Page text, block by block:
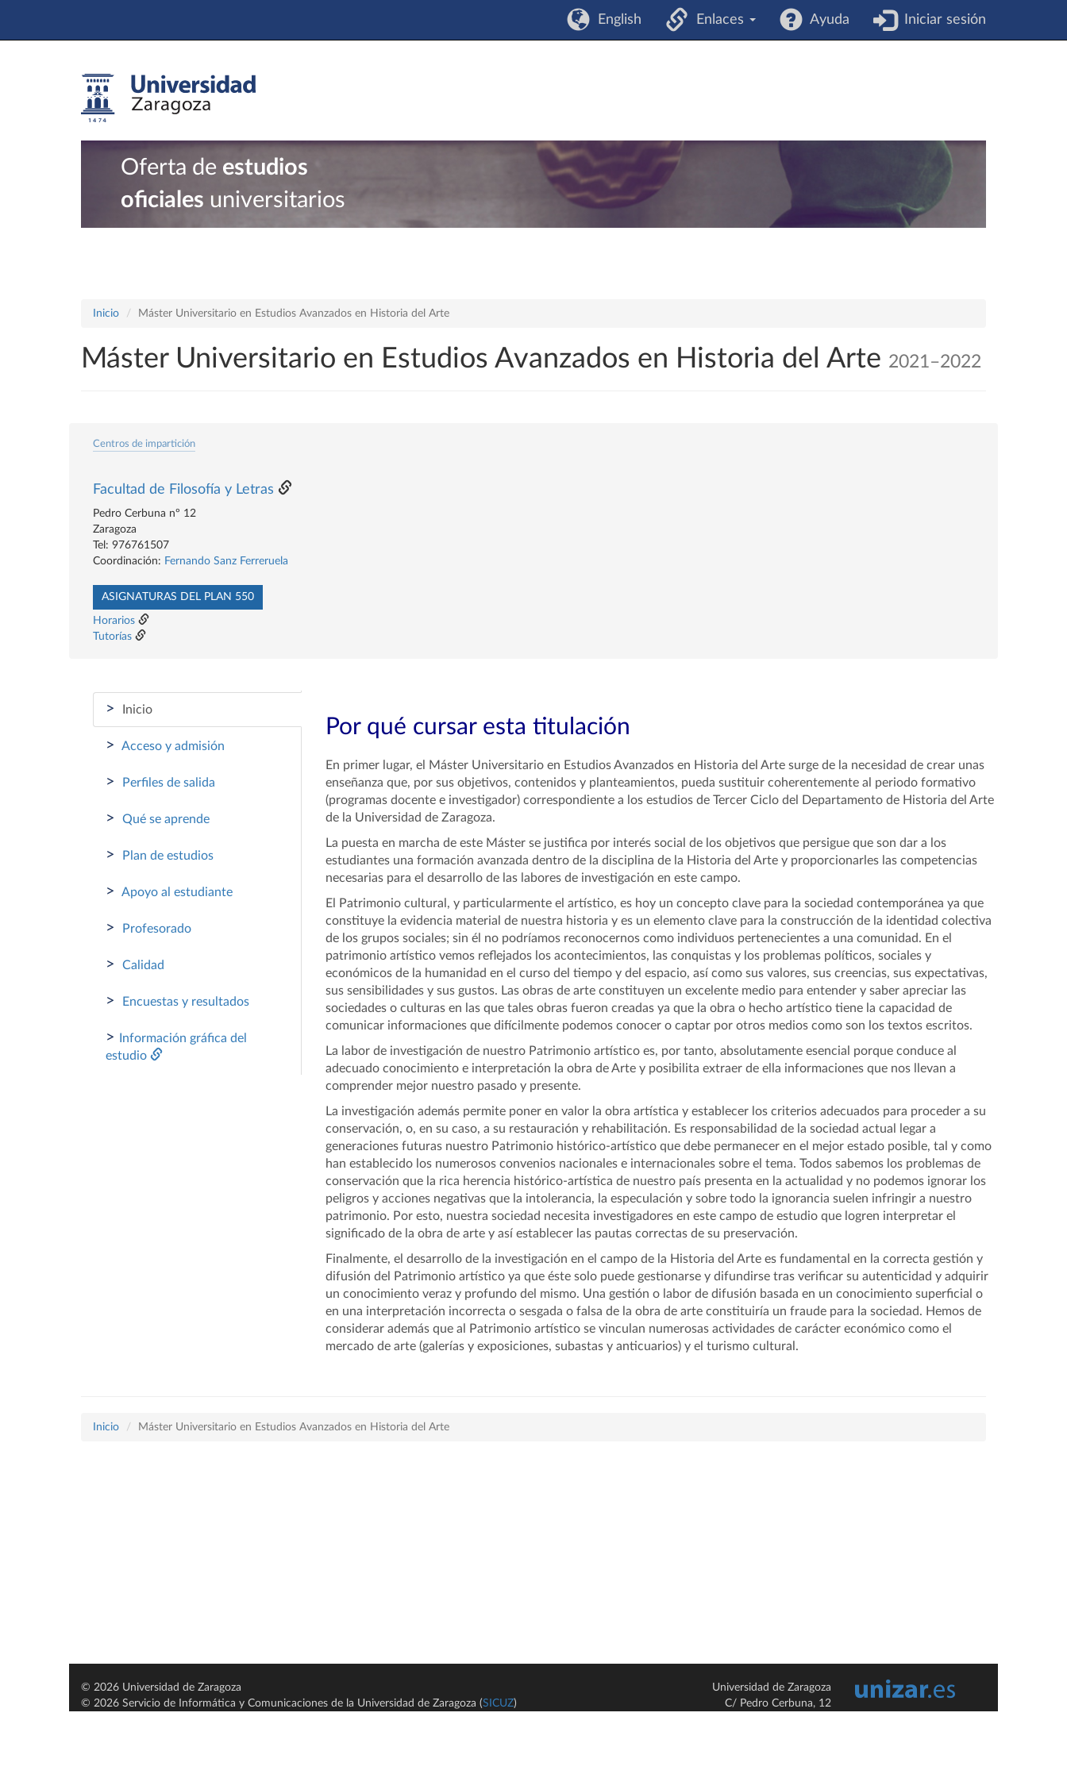
English Enlaces Ayuda Iniciar sesión
Oferta de estudios
oficiales universitarios
Inicio Máster Universitario en Estudios Avanzados en Historia del Arte
Máster Universitario en Estudios Avanzados en Historia del Arte 2021–2022
Centros de impartición
Facultad de Filosofía y Letras
Pedro Cerbuna nº 12
Zaragoza
Tel: 976761507
Coordinación: Fernando Sanz Ferreruela
ASIGNATURAS DEL PLAN 550
Horarios
Tutorías
> Inicio
> Acceso y admisión
> Perfiles de salida
> Qué se aprende
> Plan de estudios
> Apoyo al estudiante
> Profesorado
> Calidad
> Encuestas y resultados
>
Información gráfica del
estudio
Por qué cursar esta titulación
En primer lugar, el Máster Universitario en Estudios Avanzados en Historia del Arte surge de la necesidad de crear unas
enseñanza que, por sus objetivos, contenidos y planteamientos, pueda sustituir coherentemente al periodo formativo
(programas docente e investigador) correspondiente a los estudios de Tercer Ciclo del Departamento de Historia del Arte
de la Universidad de Zaragoza.
La puesta en marcha de este Máster se justifica por interés social de los objetivos que persigue que son dar a los
estudiantes una formación avanzada dentro de la disciplina de la Historia del Arte y proporcionarles las competencias
necesarias para el desarrollo de las labores de investigación en este campo.
El Patrimonio cultural, y particularmente el artístico, es hoy un concepto clave para la sociedad contemporánea ya que
constituye la evidencia material de nuestra historia y es un elemento clave para la construcción de la identidad colectiva
de los grupos sociales; sin él no podríamos reconocernos como individuos pertenecientes a una comunidad. En el
patrimonio artístico vemos reflejados los acontecimientos, las conquistas y los problemas políticos, sociales y
económicos de la humanidad en el curso del tiempo y del espacio, así como sus valores, sus creencias, sus expectativas,
sus sensibilidades y sus gustos. Las obras de arte constituyen un excelente medio para entender y saber apreciar las
sociedades o culturas en las que tales obras fueron creadas ya que la obra o hecho artístico tiene la capacidad de
comunicar informaciones que difícilmente podemos conocer o captar por otros medios como son los textos escritos.
La labor de investigación de nuestro Patrimonio artístico es, por tanto, absolutamente esencial porque conduce al
adecuado conocimiento e interpretación la obra de Arte y posibilita extraer de ella informaciones que nos llevan a
comprender mejor nuestro pasado y presente.
La investigación además permite poner en valor la obra artística y establecer los criterios adecuados para proceder a su
conservación, o, en su caso, a su restauración y rehabilitación. Es responsabilidad de la sociedad actual legar a
generaciones futuras nuestro Patrimonio histórico-artístico que debe permanecer en el mejor estado posible, tal y como
han establecido los numerosos convenios nacionales e internacionales sobre el tema. Todos sabemos los problemas de
conservación que la rica herencia histórico-artística de nuestro país presenta en la actualidad y no podemos ignorar los
peligros y acciones negativas que la intolerancia, la especulación y sobre todo la ignorancia suelen infringir a nuestro
patrimonio. Por esto, nuestra sociedad necesita investigadores en este campo de estudio que logren interpretar el
significado de la obra de arte y así establecer las pautas correctas de su preservación.
Finalmente, el desarrollo de la investigación en el campo de la Historia del Arte es fundamental en la correcta gestión y
difusión del Patrimonio artístico ya que éste solo puede gestionarse y difundirse tras verificar su autenticidad y adquirir
un conocimiento veraz y profundo del mismo. Una gestión o labor de difusión basada en un conocimiento superficial o
en una interpretación incorrecta o sesgada o falsa de la obra de arte constituiría un fraude para la sociedad. Hemos de
considerar además que al Patrimonio artístico se vinculan numerosas actividades de carácter económico como el
mercado de arte (galerías y exposiciones, subastas y anticuarios) y el turismo cultural.
Inicio Máster Universitario en Estudios Avanzados en Historia del Arte
© 2026 Universidad de Zaragoza
© 2026 Servicio de Informática y Comunicaciones de la Universidad de Zaragoza (SICUZ)
Universidad de Zaragoza
C/ Pedro Cerbuna, 12